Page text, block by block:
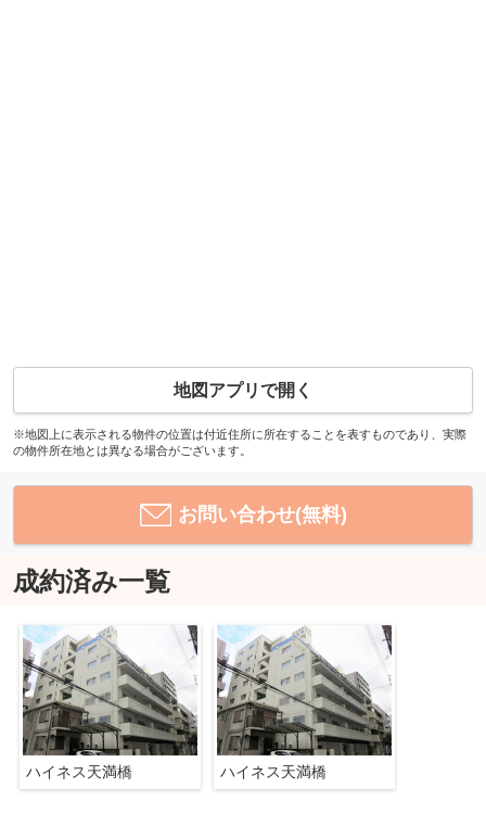
地図アプリで開く
※地図上に表示される物件の位置は付近住所に所在することを表すものであり、実際
の物件所在地とは異なる場合がございます。
お問い合わせ(無料)
成約済み一覧
ハイネス天満橋 ハイネス天満橋